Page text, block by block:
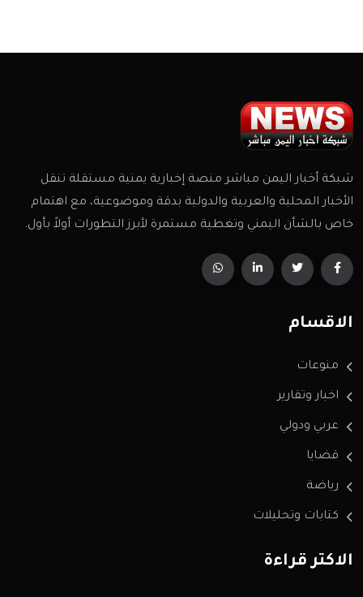
شبكة أخبار اليمن مباشر منصة إخبارية يمنية مستقلة تنقل
الأخبار المحلية والعربية والدولية بدقة وموضوعية، مع اهتمام
خاص بالشأن اليمني وتغطية مستمرة لأبرز التطورات أولاً بأول.
الاقسام
منوعات
اخبار وتقارير
عربي ودولي
قضايا
رياضة
كتابات وتحليلات
الاكثر قراءة